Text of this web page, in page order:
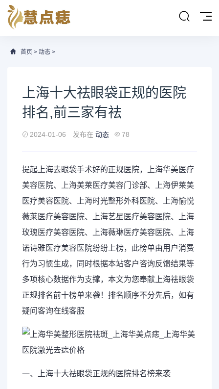
首页 > 动态 >
上海十大祛眼袋正规的医院
排名,前三家有祛
2024-01-06 发布在 动态 78
提起上海去眼袋手术好的正规医院，上海华美医疗
美容医院、上海美莱医疗美容门诊部、上海伊莱美
医疗美容医院、上海时光整形外科医院、上海愉悦
薇莱医疗美容医院、上海艺星医疗美容医院、上海
玫瑰医疗美容医院、上海薇琳医疗美容医院、上海
诺诗雅医疗美容医院纷纷上榜，此榜单由用户消费
行为习惯生成，同时根据本站客户咨询反馈结果等
多项核心数据作为支撑，本文为您奉献上海祛眼袋
正规排名前十榜单来袭！排名顺序不分先后，如有
疑问客询在线客服
一、上海十大祛眼袋正规的医院排名榜来袭